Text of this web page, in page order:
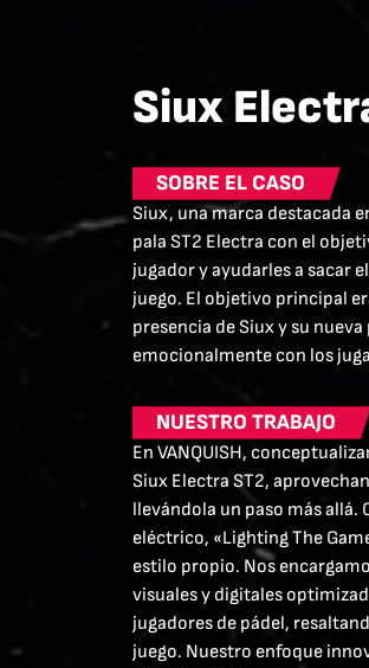
Siux
SOBRE EL CASO
Siux, una marca destacada
pala ST2 Electra con el
jugador y ayudarles a sacar
juego. El objetivo principal
presencia de Siux y su
emocionalmente con los
NUESTRO TRABAJO
En VANQUISH,
Siux Electra ST2,
llevándola un paso más
eléctrico, «Lighting The
estilo propio. Nos
visuales y digitales
jugadores de pádel,
juego. Nuestro enfoque